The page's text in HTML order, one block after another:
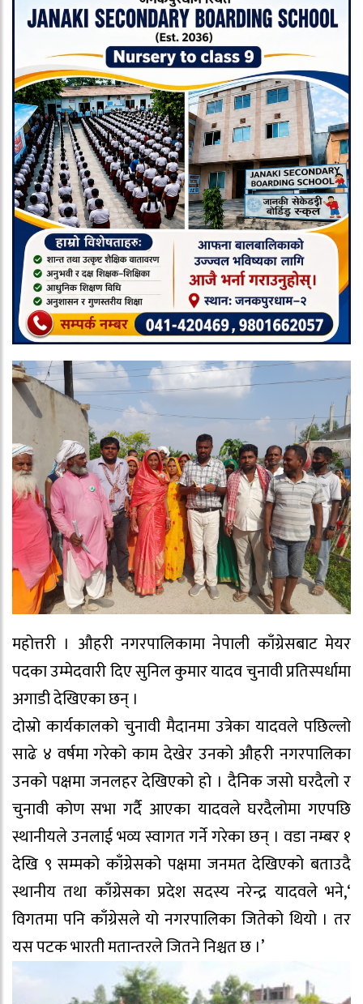
महोत्तरी । औहरी नगरपालिकामा नेपाली काँग्रेसबाट मेयर
पदका उम्मेदवारी दिए सुनिल कुमार यादव चुनावी प्रतिस्पर्धामा
अगाडी देखिएका छन् ।
दोस्रो कार्यकालको चुनावी मैदानमा उत्रेका यादवले पछिल्लो
साढे ४ वर्षमा गरेको काम देखेर उनको औहरी नगरपालिका
उनको पक्षमा जनलहर देखिएको हो । दैनिक जसो घरदैलो र
चुनावी कोण सभा गर्दै आएका यादवले घरदैलोमा गएपछि
स्थानीयले उनलाई भव्य स्वागत गर्ने गरेका छन् । वडा नम्बर १
देखि ९ सम्मको काँग्रेसको पक्षमा जनमत देखिएको बताउदै
स्थानीय तथा काँग्रेसका प्रदेश सदस्य नरेन्द्र यादवले भने,‘
विगतमा पनि काँग्रेसले यो नगरपालिका जितेको थियो । तर
यस पटक भारती मतान्तरले जितने निश्चत छ ।’